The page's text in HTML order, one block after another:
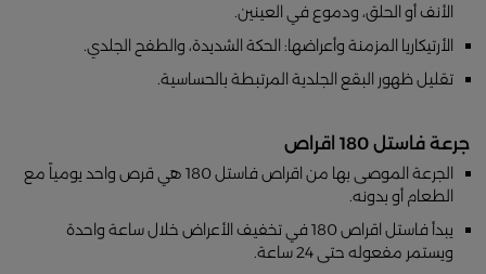
الأنف أو الحلق، ودموع في العينين.
الأرتيكاريا المزمنة وأعراضها: الحكة الشديدة، والطفح الجلدي.
تقليل ظهور البقع الجلدية المرتبطة بالحساسية.
جرعة فاستل 180 اقراص
الجرعة الموصى بها من اقراص فاستل 180 هي قرص واحد يومياً مع
الطعام أو بدونه.
يبدأ فاستل اقراص 180 في تخفيف الأعراض خلال ساعة واحدة
ويستمر مفعوله حتى 24 ساعة.